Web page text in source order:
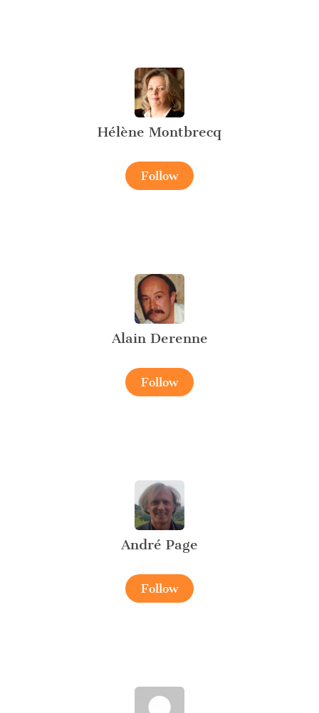
Hélène Montbrecq
Follow
Alain Derenne
Follow
André Page
Follow